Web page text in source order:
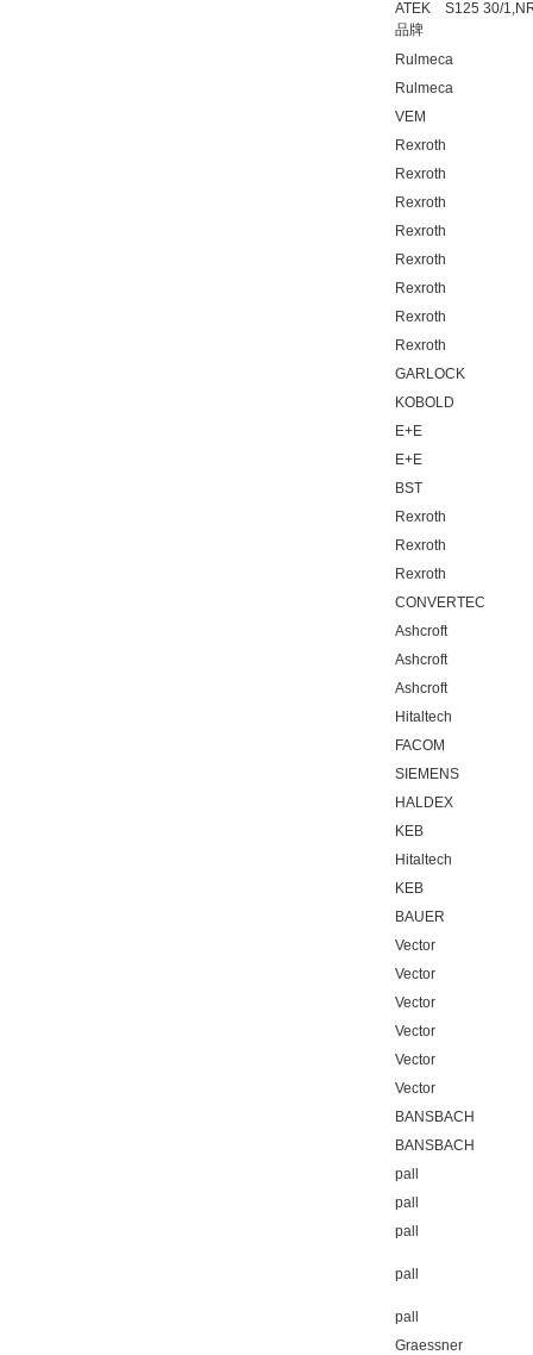
ATEK S125 30/
品牌
Rulmeca
Rulmeca
VEM
Rexroth
Rexroth
Rexroth
Rexroth
Rexroth
Rexroth
Rexroth
Rexroth
GARLOCK
KOBOLD
E+E
E+E
BST
Rexroth
Rexroth
Rexroth
CONVERTEC
Ashcroft
Ashcroft
Ashcroft
Hitaltech
FACOM
SIEMENS
HALDEX
KEB
Hitaltech
KEB
BAUER
Vector
Vector
Vector
Vector
Vector
Vector
BANSBACH
BANSBACH
pall
pall
pall
pall
pall
Graessner